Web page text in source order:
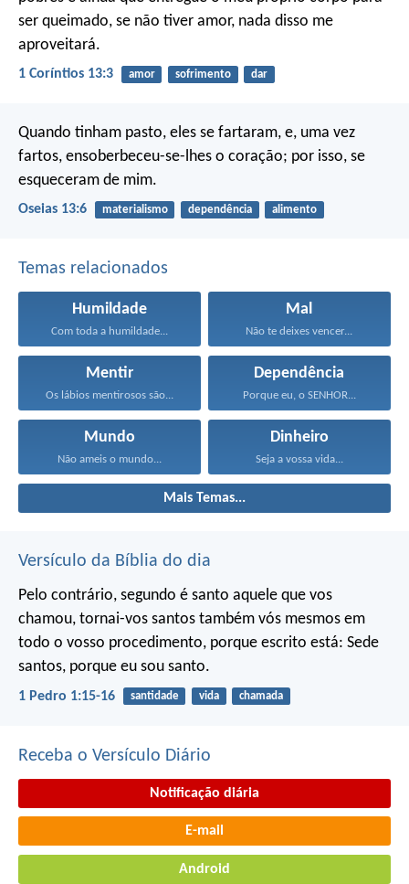
ser queimado, se não tiver amor, nada disso me
aproveitará.
1 Coríntios 13:3 amor sofrimento dar
Quando tinham pasto, eles se fartaram, e, uma vez
fartos, ensoberbeceu-se-lhes o coração; por isso, se
esqueceram de mim.
Oseias 13:6 materialismo dependência alimento
Temas relacionados
Humildade
Com toda a humildade...
Mal
Não te deixes vencer...
Mentir
Os lábios mentirosos são...
Dependência
Porque eu, o SENHOR...
Mundo
Não ameis o mundo...
Dinheiro
Seja a vossa vida...
Mais Temas...
Versículo da Bíblia do dia
Pelo contrário, segundo é santo aquele que vos
chamou, tornai-vos santos também vós mesmos em
todo o vosso procedimento, porque escrito está: Sede
santos, porque eu sou santo.
1 Pedro 1:15-16 santidade vida chamada
Receba o Versículo Diário
Notificação diária
E-mail
Android